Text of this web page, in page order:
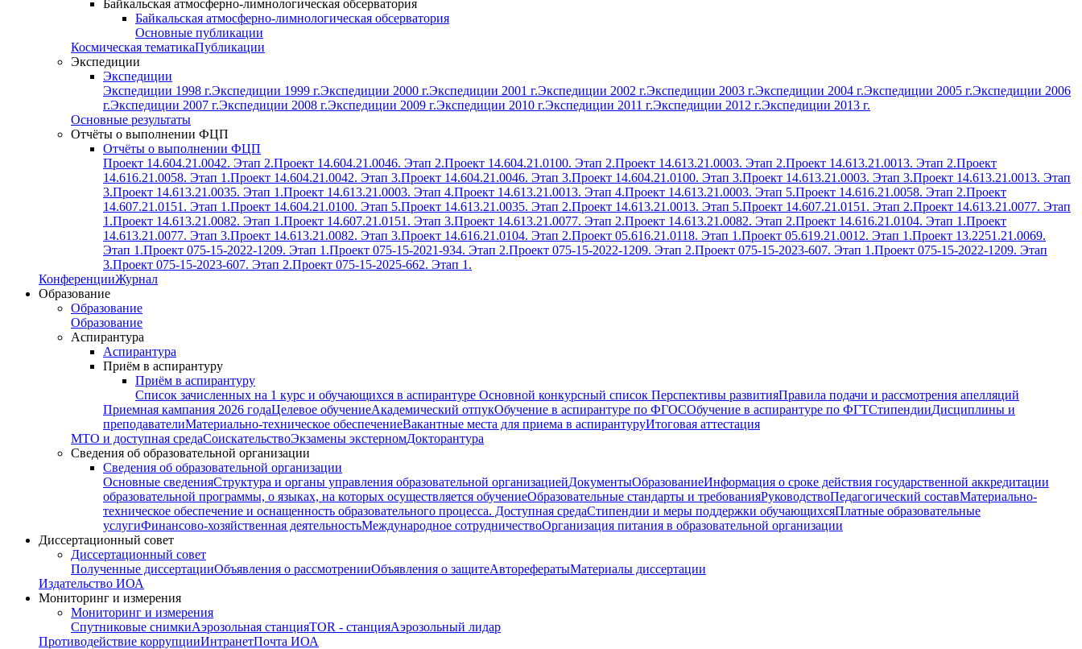
Байкальская атмосферно-лимнологическая обсерватория
Байкальская атмосферно-лимнологическая обсерватория
Основные публикации
Космическая тематикаПубликации
Экспедиции
Экспедиции
Экспедиции 1998 г.Экспедиции 1999 г.Экспедиции 2000 г.Экспедиции 2001 г.Экспедиции 2002 г.Экспедиции 2003 г.Экспедиции 2004 г.Экспедиции 2005 г.Экспедиции 2006
г.Экспедиции 2007 г.Экспедиции 2008 г.Экспедиции 2009 г.Экспедиции 2010 г.Экспедиции 2011 г.Экспедиции 2012 г.Экспедиции 2013 г.
Основные результаты
Отчёты о выполнении ФЦП
Отчёты о выполнении ФЦП
Проект 14.604.21.0042. Этап 2.Проект 14.604.21.0046. Этап 2.Проект 14.604.21.0100. Этап 2.Проект 14.613.21.0003. Этап 2.Проект 14.613.21.0013. Этап 2.Проект
14.616.21.0058. Этап 1.Проект 14.604.21.0042. Этап 3.Проект 14.604.21.0046. Этап 3.Проект 14.604.21.0100. Этап 3.Проект 14.613.21.0003. Этап 3.Проект 14.613.21.0013. Этап
3.Проект 14.613.21.0035. Этап 1.Проект 14.613.21.0003. Этап 4.Проект 14.613.21.0013. Этап 4.Проект 14.613.21.0003. Этап 5.Проект 14.616.21.0058. Этап 2.Проект
14.607.21.0151. Этап 1.Проект 14.604.21.0100. Этап 5.Проект 14.613.21.0035. Этап 2.Проект 14.613.21.0013. Этап 5.Проект 14.607.21.0151. Этап 2.Проект 14.613.21.0077. Этап
1.Проект 14.613.21.0082. Этап 1.Проект 14.607.21.0151. Этап 3.Проект 14.613.21.0077. Этап 2.Проект 14.613.21.0082. Этап 2.Проект 14.616.21.0104. Этап 1.Проект
14.613.21.0077. Этап 3.Проект 14.613.21.0082. Этап 3.Проект 14.616.21.0104. Этап 2.Проект 05.616.21.0118. Этап 1.Проект 05.619.21.0012. Этап 1.Проект 13.2251.21.0069.
Этап 1.Проект 075-15-2022-1209. Этап 1.Проект 075-15-2021-934. Этап 2.Проект 075-15-2022-1209. Этап 2.Проект 075-15-2023-607. Этап 1.Проект 075-15-2022-1209. Этап
3.Проект 075-15-2023-607. Этап 2.Проект 075-15-2025-662. Этап 1.
КонференцииЖурнал
Образование
Образование
Образование
Аспирантура
Аспирантура
Приём в аспирантуру
Приём в аспирантуру
Список зачисленных на 1 курс и обучающихся в аспирантуре Основной конкурсный список Перспективы развитияПравила подачи и рассмотрения апелляций
Приемная кампания 2026 годаЦелевое обучениеАкадемический отпукОбучение в аспирантуре по ФГОСОбучение в аспирантуре по ФГТСтипендииДисциплины и
преподавателиМатериально-техническое обеспечениеВакантные места для приема в аспирантуруИтоговая аттестация
МТО и доступная средаСоискательствоЭкзамены экстерномДокторантура
Сведения об образовательной организации
Сведения об образовательной организации
Основные сведенияСтруктура и органы управления образовательной организациейДокументыОбразованиеИнформация о сроке действия государственной аккредитации
образовательной программы, о языках, на которых осуществляется обучениеОбразовательные стандарты и требованияРуководствоПедагогический составМатериально-
техническое обеспечение и оснащенность образовательного процесса. Доступная средаСтипендии и меры поддержки обучающихсяПлатные образовательные
услугиФинансово-хозяйственная деятельностьМеждународное сотрудничествоОрганизация питания в образовательной организации
Диссертационный совет
Диссертационный совет
Полученные диссертацииОбъявления о рассмотренииОбъявления о защитеАвторефератыМатериалы диссертации
Издательство ИОА
Мониторинг и измерения
Мониторинг и измерения
Спутниковые снимкиАэрозольная станцияTOR - станцияАэрозольный лидар
Противодействие коррупцииИнтранетПочта ИОА